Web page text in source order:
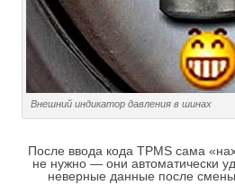
Внешний индикатор давления в шинах
После ввода кода TPMS сама
не нужно — они автоматически
неверные данные после